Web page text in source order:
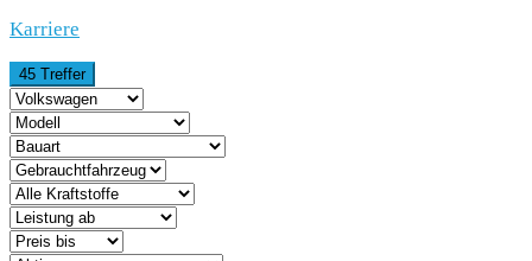
Karriere
45 Treffer